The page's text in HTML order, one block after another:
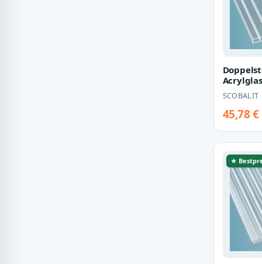
Breite
glasklar
SCOBALIT
45,78 €
★